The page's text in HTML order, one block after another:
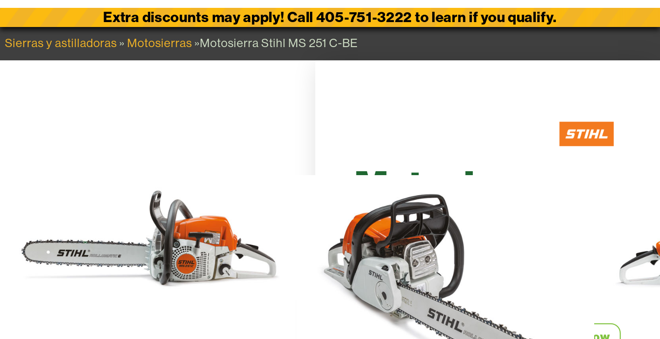
Extra discounts may apply! Call 405-751-3222 to learn if you qualify.
Sierras y astilladoras » Motosierras »Motosierra Stihl MS 251 C-BE
Motosierra
Stihl MS 251 C-
BE
Una motosierra potente y de bajo consumo
que es cómoda de usar y fácil de ajustar.